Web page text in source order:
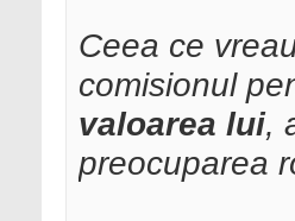
Ceea ce
comisionul
valoarea lui,
preocuparea